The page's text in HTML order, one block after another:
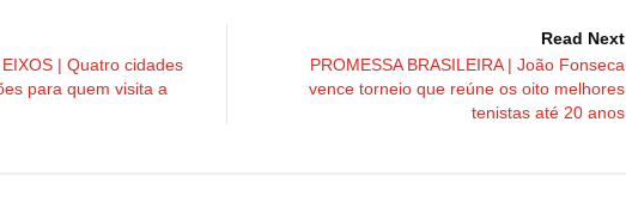
| Quatro cidades
para quem visita a
Read Next
PROMESSA BRASILEIRA | João Fonseca
vence torneio que reúne os oito melhores
tenistas até 20 anos